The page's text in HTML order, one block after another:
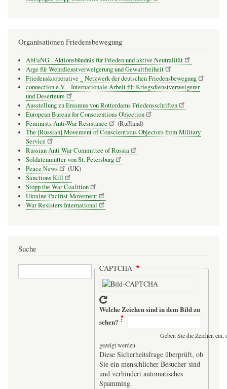
Organisationen Friedensbewegung
AbFaNG - Aktionsbündnis für Frieden und aktive Neutralität
Arge für Wehrdienstverweigerung und Gewaltfreiheit
Friedenskooperative _ Netzwerk der deutschen Friedensbewegung
connection e.V. - Inter­na­tio­nale Arbeit für Kriegs­dienst­ver­wei­gerer
und Deser­teure
Ausstellung zu Erasmus von Rotterdams Friedensschriften
European Bureau for Conscientious Objection
Feminists Anti-War Resistance
(Rußland)
The [Russian] Movement of Conscientious Objectors from Military
Service
Russian Anti War Committee of Russia
Soldatenmütter von St. Petersburg
Peace News
(UK)
Sanctions Kill
Stopp the War Coalition
Ukraine Pacifist Movement
War Resisters International
Suche
Suche CAPTCHA
Welche Zeichen sind in dem Bild zu
sehen?
Geben Sie die Zeichen
gezeigt werden.
Diese Sicherheitsfrage überprüft, ob
Sie ein menschlicher Besucher sind
und verhindert automatisches
Spamming.